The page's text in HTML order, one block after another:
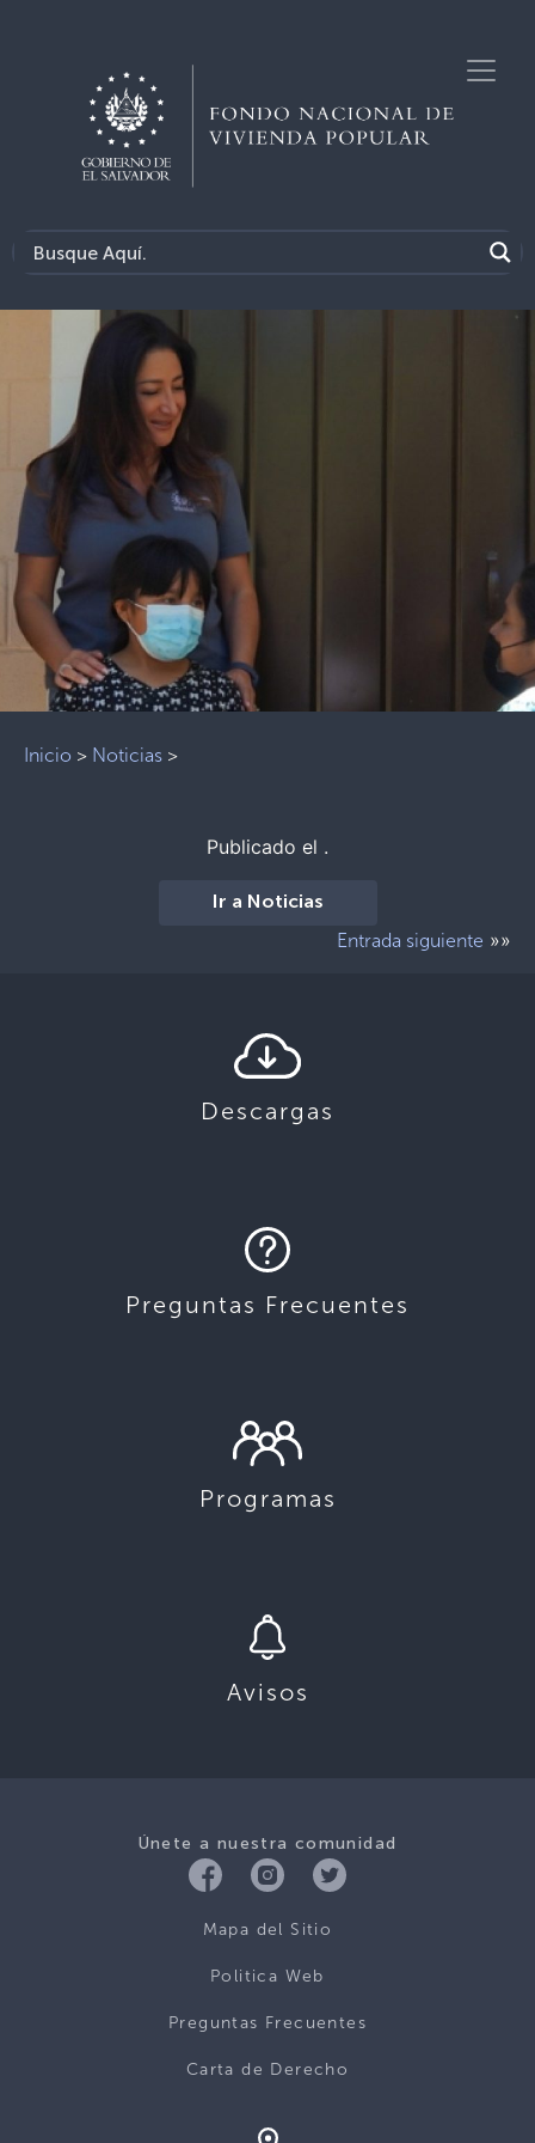
Inicio > Noticias >
Publicado el .
Ir a Noticias
Entrada siguiente »»
Descargas
Preguntas Frecuentes
Programas
Avisos
Únete a nuestra comunidad
Mapa del Sitio
Politica Web
Preguntas Frecuentes
Carta de Derecho